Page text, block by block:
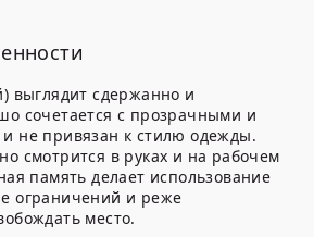
выглядит сдержанно и
сочетается с прозрачными и
не привязан к стилю одежды.
смотрится в руках и на рабочем
память делает использование
ограничений и реже
место.